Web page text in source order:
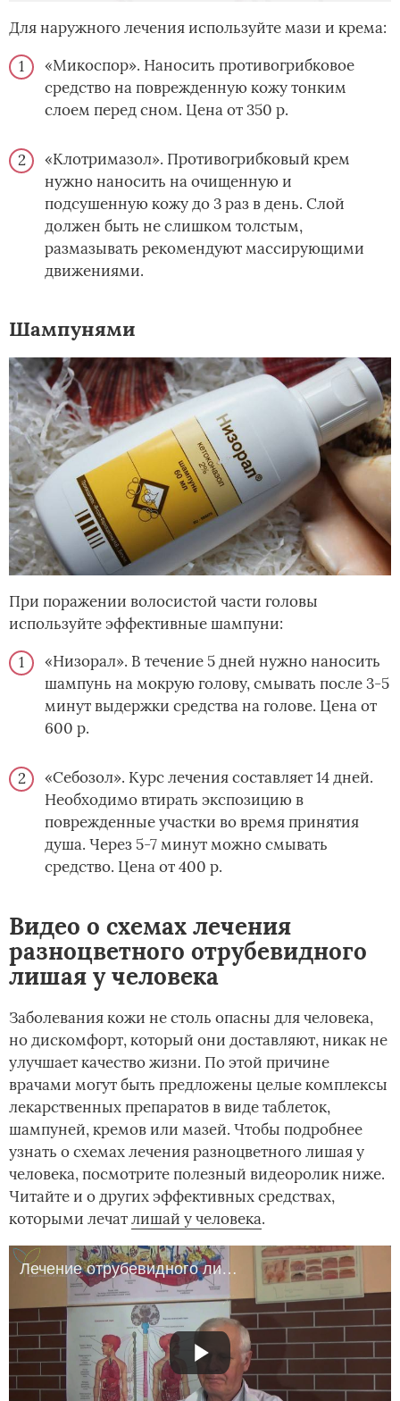
Для наружного лечения используйте мази и крема:
«Микоспор». Наносить противогрибковое
средство на поврежденную кожу тонким
слоем перед сном. Цена от 350 р.
«Клотримазол». Противогрибковый крем
нужно наносить на очищенную и
подсушенную кожу до 3 раз в день. Слой
должен быть не слишком толстым,
размазывать рекомендуют массирующими
движениями.
Шампунями
При поражении волосистой части головы
используйте эффективные шампуни:
«Низорал». В течение 5 дней нужно наносить
шампунь на мокрую голову, смывать после 3-5
минут выдержки средства на голове. Цена от
600 р.
«Себозол». Курс лечения составляет 14 дней.
Необходимо втирать экспозицию в
поврежденные участки во время принятия
душа. Через 5-7 минут можно смывать
средство. Цена от 400 р.
Видео о схемах лечения
разноцветного отрубевидного
лишая у человека
Заболевания кожи не столь опасны для человека,
но дискомфорт, который они доставляют, никак не
улучшает качество жизни. По этой причине
врачами могут быть предложены целые комплексы
лекарственных препаратов в виде таблеток,
шампуней, кремов или мазей. Чтобы подробнее
узнать о схемах лечения разноцветного лишая у
человека, посмотрите полезный видеоролик ниже.
Читайте и о других эффективных средствах,
которыми лечатлишай у человека.
Лечение отрубевидного лишая